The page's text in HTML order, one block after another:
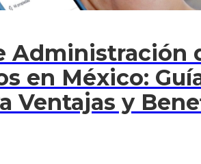
Administración
en México:
Ventajas y